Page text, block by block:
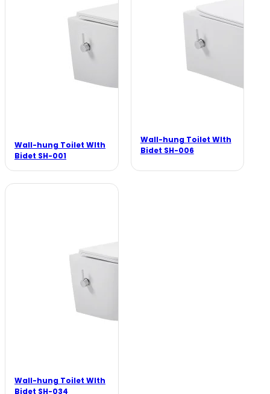
Wall-hung Toilet WIth
Bidet SH-001
Wall-hung Toilet WIth
Bidet SH-006
Wall-hung Toilet WIth
Bidet SH-034